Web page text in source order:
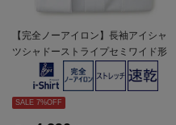
【完全ノーアイロン】長袖アイシャ
ツシャドーストライプセミワイド形
態安定ストレッチ吸汗速乾ワイシャ
ツ通年
SALE 7%OFF